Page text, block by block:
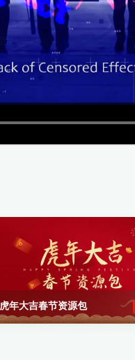
虎年大吉春节资源包